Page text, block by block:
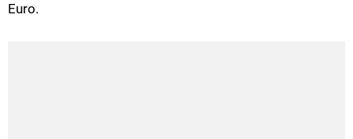
Euro.